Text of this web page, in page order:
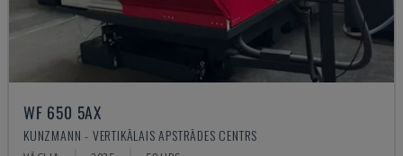
WF 650 5AX
KUNZMANN - VERTIKĀLAIS APSTRĀDES CENTRS